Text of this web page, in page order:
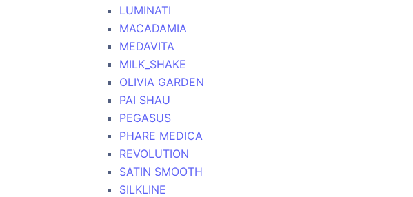
LUMINATI
MACADAMIA
MEDAVITA
MILK_SHAKE
OLIVIA GARDEN
PAI SHAU
PEGASUS
PHARE MEDICA
REVOLUTION
SATIN SMOOTH
SILKLINE